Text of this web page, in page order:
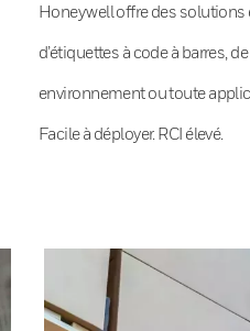
Honeywell offre des solutions
d’étiquettes à code à barres,
environnement ou toute
Facile à déployer. RCI élevé.